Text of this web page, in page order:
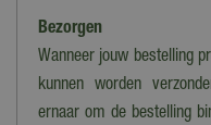
Soort
Convectorkachel
Bezorgen
Wanneer jouw bestelling
kunnen worden
ernaar om de bestelling